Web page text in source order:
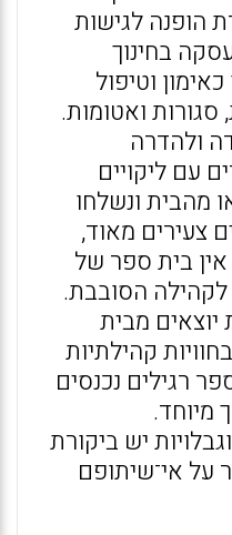
הופנה לגישות
בחינוך
וטיפול
ואטומות.
ולהדרה
עם ליקויים
מהבית ונשלחו
צעירים מאוד,
בית ספר של
לקהילה הסובבת.
יוצאים מבית
קהילתיות
רגילים נכנסים
מיוחד.
יש ביקורת
על אי־שיתופם